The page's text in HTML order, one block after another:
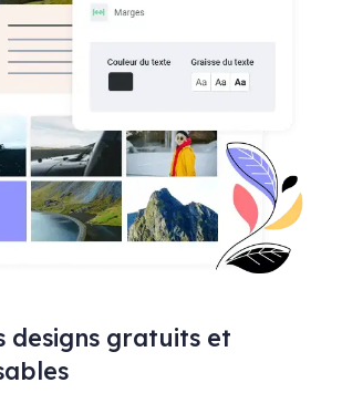
designs gratuits et